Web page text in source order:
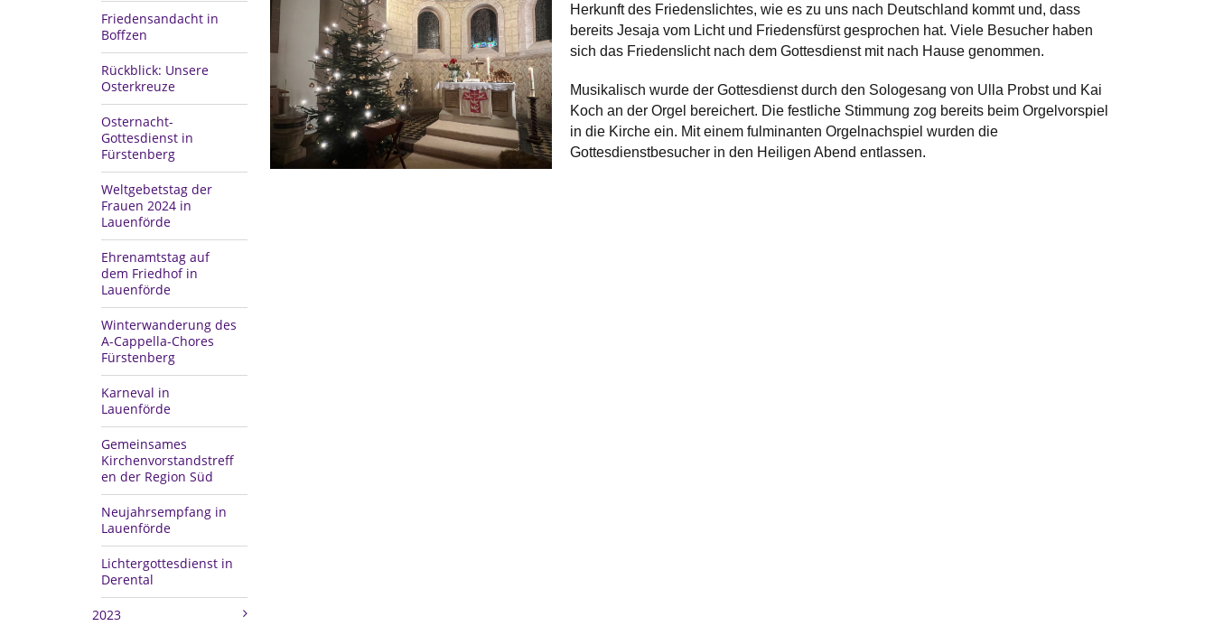
Friedensandacht in
Boffzen
Rückblick: Unsere
Osterkreuze
Osternacht-
Gottesdienst in
Fürstenberg
Weltgebetstag der
Frauen 2024 in
Lauenförde
Ehrenamtstag auf
dem Friedhof in
Lauenförde
Winterwanderung des
A-Cappella-Chores
Fürstenberg
Karneval in
Lauenförde
Gemeinsames
Kirchenvorstandstreff
en der Region Süd
Neujahrsempfang in
Lauenförde
Lichtergottesdienst in
Derental
2023
Herkunft des Friedenslichtes, wie es zu uns nach Deutschland kommt und, dass
bereits Jesaja vom Licht und Friedensfürst gesprochen hat. Viele Besucher haben
sich das Friedenslicht nach dem Gottesdienst mit nach Hause genommen.
Musikalisch wurde der Gottesdienst durch den Sologesang von Ulla Probst und Kai
Koch an der Orgel bereichert. Die festliche Stimmung zog bereits beim Orgelvorspiel
in die Kirche ein. Mit einem fulminanten Orgelnachspiel wurden die
Gottesdienstbesucher in den Heiligen Abend entlassen.